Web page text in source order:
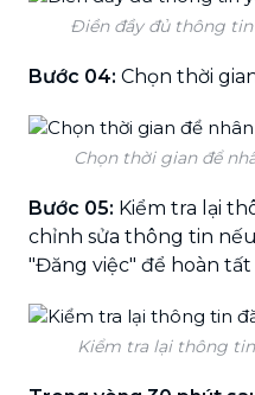
Điền đầy đủ thông tin
Bước 04: Chọn thời
Chọn thời gian để
Bước 05: Kiểm tra lại
chỉnh sửa thông tin
"Đăng việc" để hoàn tất
Kiểm tra lại thông